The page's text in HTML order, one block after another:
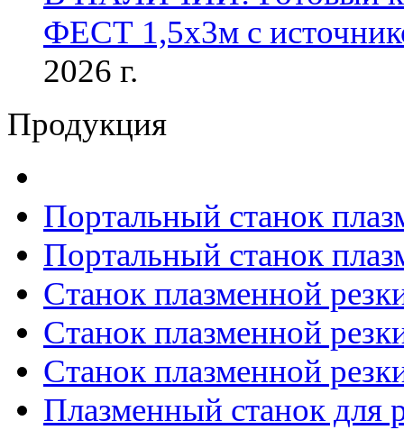
ФЕСТ 1,5х3м с
2026 г.
Продукция
Портальный станок
Портальный станок
Станок плазменной
Станок плазменной
Станок плазменной
Плазменный станок для